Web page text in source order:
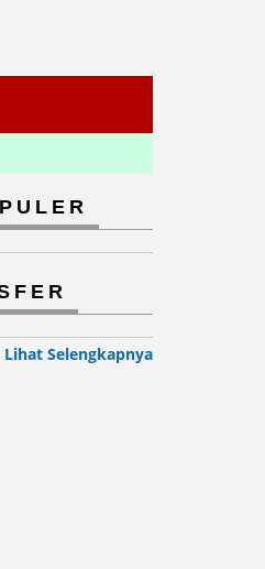
Lihat Selengkapnya